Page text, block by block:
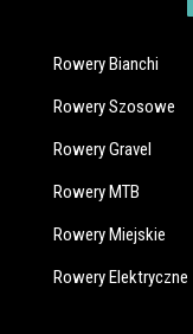
Rowery Bianchi
Rowery Szosowe
Rowery Gravel
Rowery MTB
Rowery Miejskie
Rowery Elektryczne